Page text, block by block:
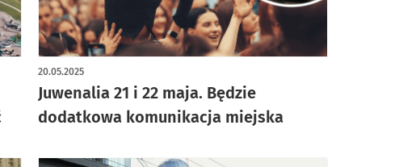
Juwenalia 21 i 22 maja. Będzie
dodatkowa komunikacja miejska
20.05.2025